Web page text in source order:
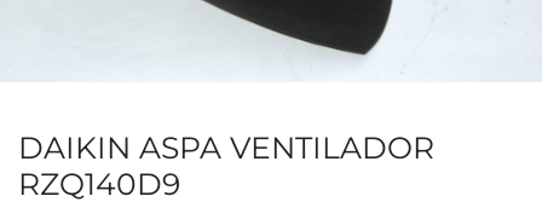
DAIKIN ASPA VENTILADOR
RZQ140D9